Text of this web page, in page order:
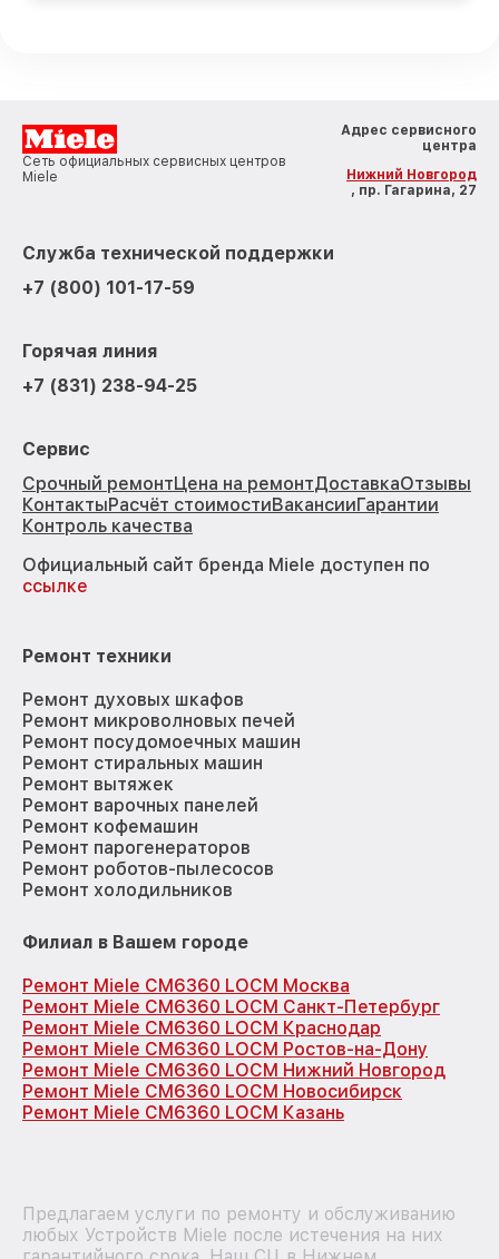
Сеть официальных сервисных центров
Miele
Адрес сервисного
центра
Нижний Новгород
, пр. Гагарина, 27
Служба технической поддержки
+7 (800) 101-17-59
Горячая линия
+7 (831) 238-94-25
Сервис
Срочный ремонтЦена на ремонтДоставкаОтзывы
КонтактыРасчёт стоимостиВакансииГарантии
Контроль качества
Официальный сайт бренда Miele доступен по
ссылке
Ремонт техники
Ремонт духовых шкафов
Ремонт микроволновых печей
Ремонт посудомоечных машин
Ремонт стиральных машин
Ремонт вытяжек
Ремонт варочных панелей
Ремонт кофемашин
Ремонт парогенераторов
Ремонт роботов-пылесосов
Ремонт холодильников
Филиал в Вашем городе
Ремонт Miele CM6360 LOCM Москва
Ремонт Miele CM6360 LOCM Санкт-Петербург
Ремонт Miele CM6360 LOCM Краснодар
Ремонт Miele CM6360 LOCM Ростов-на-Дону
Ремонт Miele CM6360 LOCM Нижний Новгород
Ремонт Miele CM6360 LOCM Новосибирск
Ремонт Miele CM6360 LOCM Казань
Предлагаем услуги по ремонту и обслуживанию
любых Устройств Miele после истечения на них